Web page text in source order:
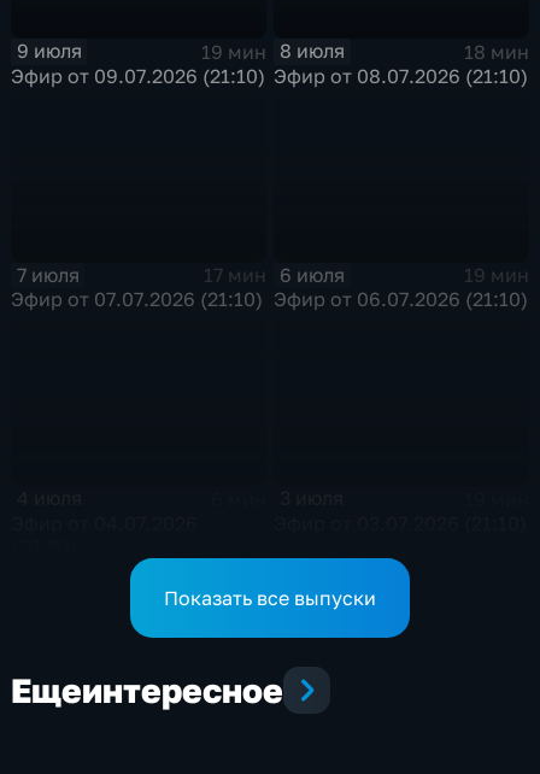
9 июля
19 мин
Эфир от 09.07.2026 (21:10)
8 июля
18 мин
Эфир от 08.07.2026 (21:10)
7 июля
17 мин
Эфир от 07.07.2026 (21:10)
6 июля
19 мин
Эфир от 06.07.2026 (21:10)
Показать все выпуски
Ещеинтересное